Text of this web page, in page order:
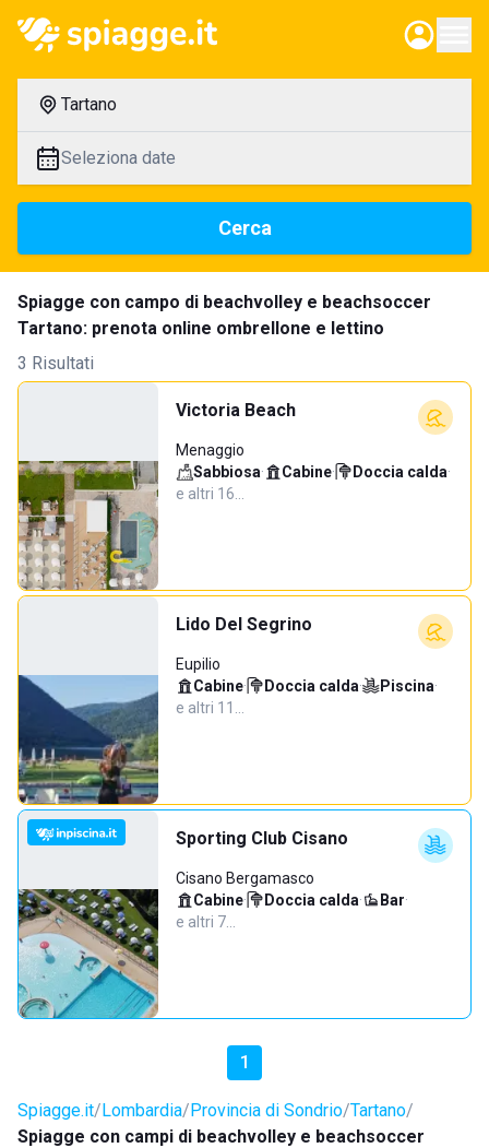
Tartano
Seleziona date
Cerca
Spiagge con campo di beachvolley e beachsoccer
Tartano: prenota online ombrellone e lettino
3 Risultati
Victoria Beach
Menaggio
Sabbiosa· Cabine· Doccia calda·
e altri 16…
Lido Del Segrino
Eupilio
Cabine· Doccia calda· Piscina·
e altri 11…
Sporting Club Cisano
Cisano Bergamasco
Cabine· Doccia calda· Bar·
e altri 7…
1
Spiagge.it Lombardia Provincia di Sondrio Tartano
Spiagge con campi di beachvolley e beachsoccer